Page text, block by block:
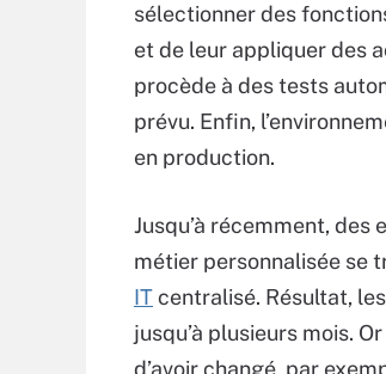
sélectionner des
et de leur appliquer des
procède à des tests
prévu. Enfin,
en production.
Jusqu’à récemment,
métier personnalisée se
ITcentralisé. Résultat,
jusqu’à plusieurs mois.
d’avoir changé, par